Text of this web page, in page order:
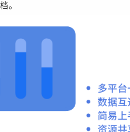
。